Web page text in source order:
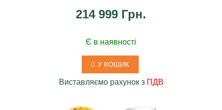
214 999 Грн.
Є в наявності
У КОШИК
Виставляємо рахунок з ПДВ